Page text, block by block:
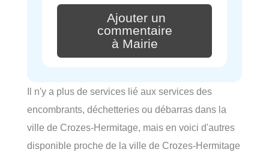
Ajouter un
commentaire
à Mairie
Il n'y a plus de services lié aux services des
encombrants, déchetteries ou débarras dans la
ville de Crozes-Hermitage, mais en voici d'autres
disponible proche de la ville de Crozes-Hermitage